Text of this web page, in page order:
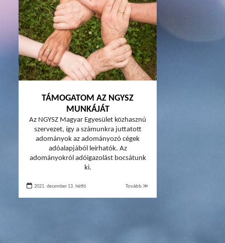
TÁMOGATOM AZ NGYSZ
MUNKÁJÁT
Az NGYSZ Magyar Egyesület közhasznú
szervezet, így a számunkra juttatott
adományok az adományozó cégek
adóalapjából leírhatók. Az
adományokról adóigazolást bocsátunk
ki.
2021. december 13. hétfő Tovább ≫